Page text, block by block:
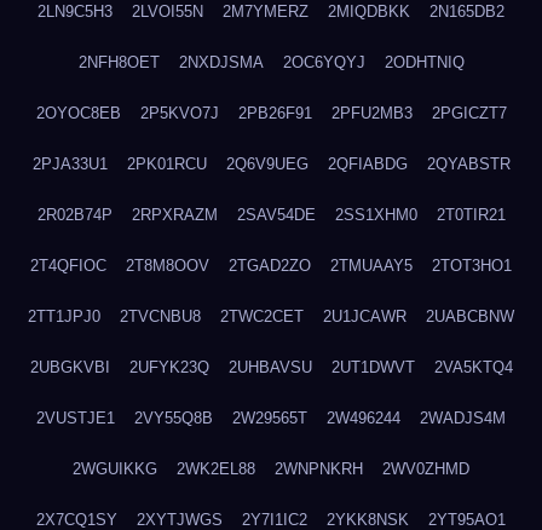
2LN9C5H3 2LVOI55N 2M7YMERZ 2MIQDBKK 2N165DB2
2NFH8OET 2NXDJSMA 2OC6YQYJ 2ODHTNIQ
2OYOC8EB 2P5KVO7J 2PB26F91 2PFU2MB3 2PGICZT7
2PJA33U1 2PK01RCU 2Q6V9UEG 2QFIABDG 2QYABSTR
2R02B74P 2RPXRAZM 2SAV54DE 2SS1XHM0 2T0TIR21
2T4QFIOC 2T8M8OOV 2TGAD2ZO 2TMUAAY5 2TOT3HO1
2TT1JPJ0 2TVCNBU8 2TWC2CET 2U1JCAWR 2UABCBNW
2UBGKVBI 2UFYK23Q 2UHBAVSU 2UT1DWVT 2VA5KTQ4
2VUSTJE1 2VY55Q8B 2W29565T 2W496244 2WADJS4M
2WGUIKKG 2WK2EL88 2WNPNKRH 2WV0ZHMD
2X7CQ1SY 2XYTJWGS 2Y7I1IC2 2YKK8NSK 2YT95AO1